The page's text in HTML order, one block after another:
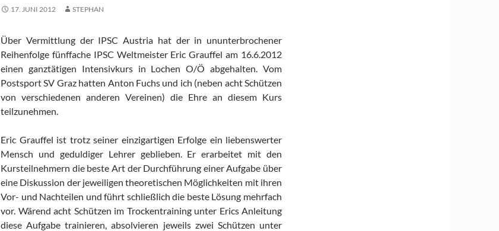
17. JUNI 2012 STEPHAN
Über Vermittlung der IPSC Austria hat der in ununterbrochener
Reihenfolge fünffache IPSC Weltmeister Eric Grauffel am 16.6.2012
einen ganztätigen Intensivkurs in Lochen O/Ö abgehalten. Vom
Postsport SV Graz hatten Anton Fuchs und ich (neben acht Schützen
von verschiedenen anderen Vereinen) die Ehre an diesem Kurs
teilzunehmen.
Eric Grauffel ist trotz seiner einzigartigen Erfolge ein liebenswerter
Mensch und geduldiger Lehrer geblieben. Er erarbeitet mit den
Kursteilnehmern die beste Art der Durchführung einer Aufgabe über
eine Diskussion der jeweiligen theoretischen Möglichkeiten mit ihren
Vor- und Nachteilen und führt schließlich die beste Lösung mehrfach
vor. Wärend acht Schützen im Trockentraining unter Erics Anleitung
diese Aufgabe trainieren, absolvieren jeweils zwei Schützen unter